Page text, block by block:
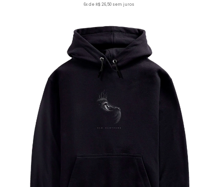
6x de R$ 26,50 sem juros